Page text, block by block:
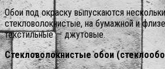
Обои под окраску выпускаются
стекловолокнистые, на бумажной и
текстильные — джутовые.
Стекловолокнистые обои